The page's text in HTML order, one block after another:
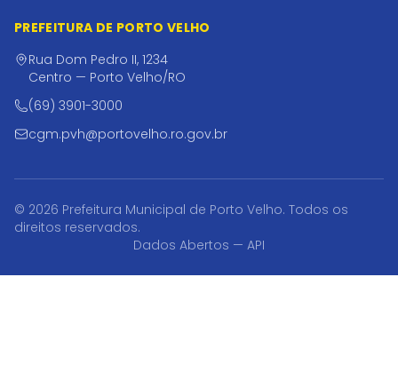
PREFEITURA DE PORTO VELHO
Rua Dom Pedro II, 1234
Centro — Porto Velho/RO
(69) 3901-3000
cgm.pvh@portovelho.ro.gov.br
© 2026 Prefeitura Municipal de Porto Velho. Todos os
direitos reservados.
Dados Abertos — API